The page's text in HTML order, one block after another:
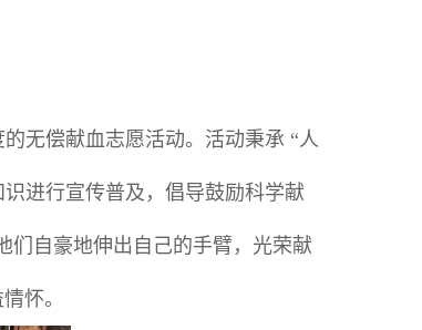
无偿献血志愿活动。活动秉承 “人
进行宣传普及，倡导鼓励科学献
们自豪地伸出自己的手臂，光荣献
怀。